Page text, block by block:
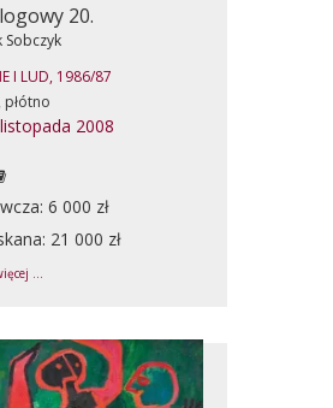
20.
Sobczyk
I LUD, 1986/87
płótno
2008
6 000 zł
21 000 zł
...